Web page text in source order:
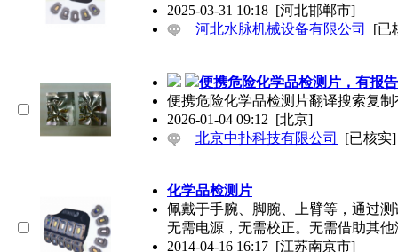
2025-03-31 10:18 [河北邯郸市]
河北水脉机械设备有限公司
[已
便携危险化学品检测片，有报告
便携危险化学品检测片翻译搜索复制
2026-01-04 09:12 [北京]
北京中扑科技有限公司
[已核实]
化学品检测片
佩戴于手腕、脚腕、上臂等，通过
无需电源，无需校正。无需借助其他
2014-04-16 16:17 [江苏南京市]